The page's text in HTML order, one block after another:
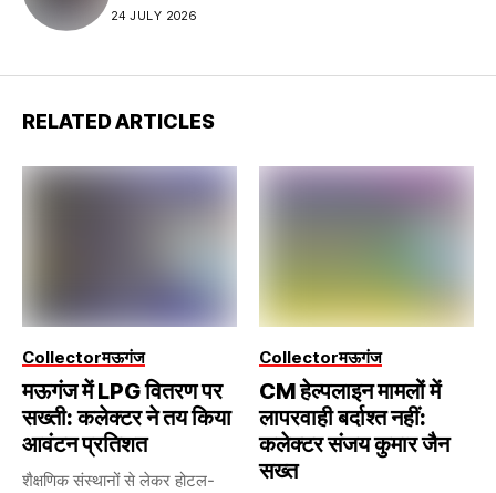
24 JULY 2026
RELATED ARTICLES
Collectorमऊगंज
मऊगंज में LPG वितरण पर
सख्ती: कलेक्टर ने तय किया
आवंटन प्रतिशत
शैक्षणिक संस्थानों से लेकर होटल-
Collectorमऊगंज
CM हेल्पलाइन मामलों में
लापरवाही बर्दाश्त नहीं:
कलेक्टर संजय कुमार जैन
सख्त